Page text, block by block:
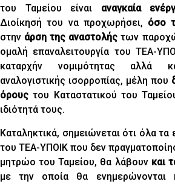
του Ταμείου είναι αναγκαία
Διοίκησή του να προχωρήσει, όσο
στην άρση της αναστολής των
ομαλή επαναλειτουργία του ΤΕΑ-
καταρχήν νομιμότητας αλλά
αναλογιστικής ισορροπίας, μέλη που
όρους του Καταστατικού του
ιδιότητά τους.
Καταληκτικά, σημειώνεται ότι όλα τα
του ΤΕΑ-ΥΠΟΙΚ που δεν
μητρώο του Ταμείου, θα λάβουν και
με την οποία θα ενημερώνονται